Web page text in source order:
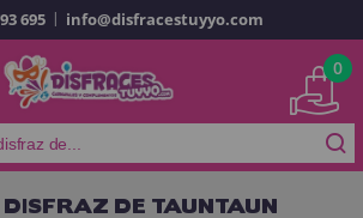
soy cliente
695 | info@disfracestuyyo.com
0
DISFRAZ DE TAUNTAUN